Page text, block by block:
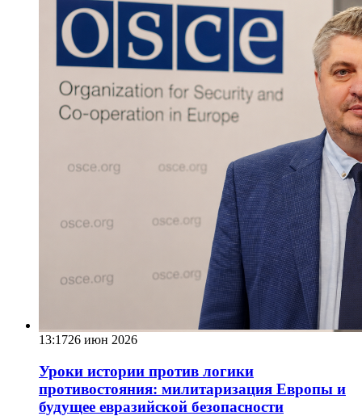
13:1726 июн 2026
Уроки истории против логики
противостояния: милитаризация Европы и
будущее евразийской безопасности